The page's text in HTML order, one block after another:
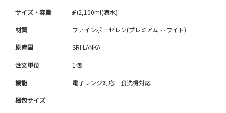
サイズ・容量 約2,100ml(満水)
材質 ファインポーセレン(プレミアム ホワイト)
原産国 SRI LANKA
注文単位 1個
機能 電子レンジ対応 食洗機対応
梱包サイズ -